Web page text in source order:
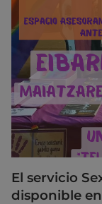
El servicio
disponible